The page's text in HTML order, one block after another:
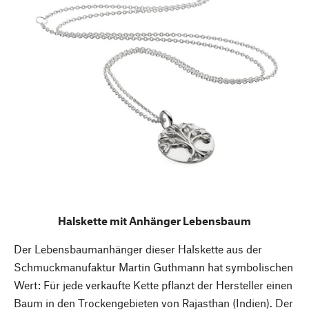
Halskette mit Anhänger Lebensbaum
Der Lebensbaumanhänger dieser Halskette aus der
Schmuckmanufaktur Martin Guthmann hat symbolischen
Wert: Für jede verkaufte Kette pflanzt der Hersteller einen
Baum in den Trockengebieten von Rajasthan (Indien). Der